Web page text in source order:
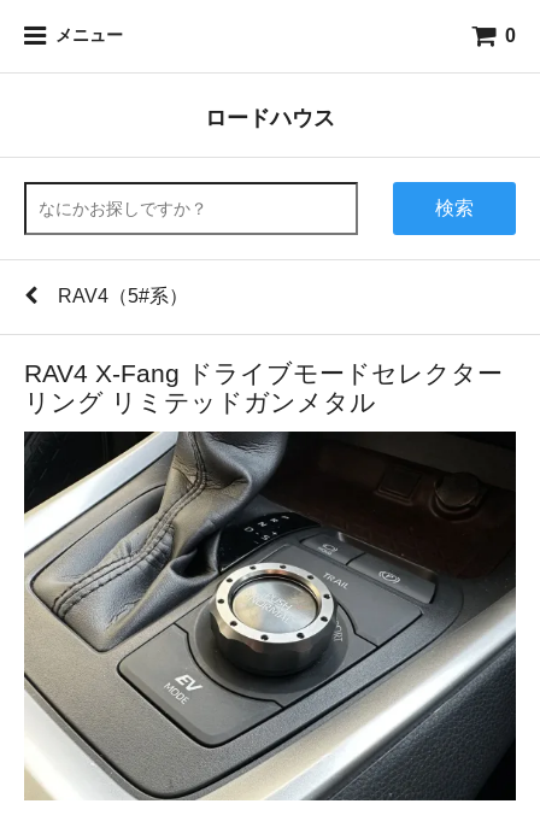
メニュー 0
ロードハウス
検索
RAV4（5#系）
RAV4 X-Fang ドライブモードセレクター
リング リミテッドガンメタル